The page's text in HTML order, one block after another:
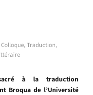
Colloque,Traduction,
à la traduction
Broqua de l’Université